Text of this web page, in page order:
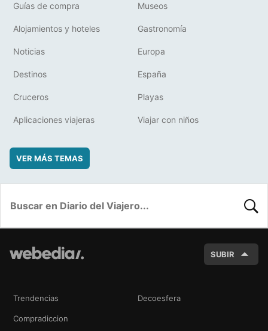
Guías de compra Museos
Alojamientos y hoteles Gastronomía
Noticias Europa
Destinos España
Cruceros Playas
Aplicaciones viajeras Viajar con niños
VER MÁS TEMAS
SUBIR
Trendencias Decoesfera
Compradiccion